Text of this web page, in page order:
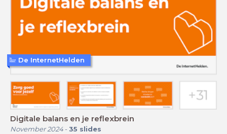
Digitale balans en je reflexbrein
November 2024- 35 slides
De InternetHelden